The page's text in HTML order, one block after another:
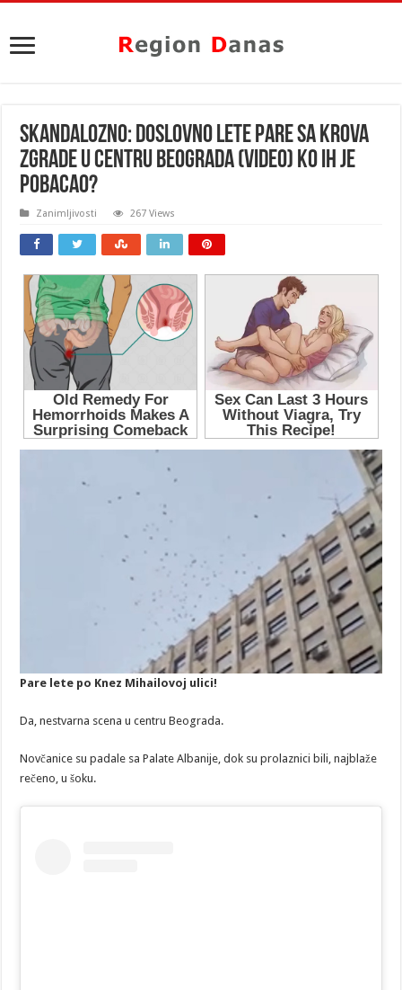
SKANDALOZNO: Doslovno lete pare sa krova
zgrade u centru Beograda (VIDEO) KO IH JE
POBACAO?
Zanimljivosti 267 Views
Pare lete po Knez Mihailovoj ulici!
Da, nestvarna scena u centru Beograda.
Novčanice su padale sa Palate Albanije, dok su prolaznici bili, najblaže
rečeno, u šoku.